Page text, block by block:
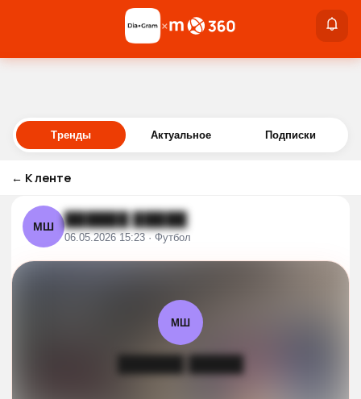
Войти
×
Тренды Актуальное Подписки
← К ленте
МШ ██████ █████
06.05.2026 15:23 · Футбол
МШ